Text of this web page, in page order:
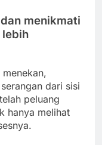
menikmati
lebih
dari sisi
peluang
hanya melihat